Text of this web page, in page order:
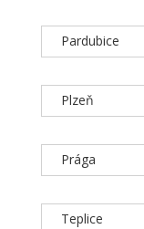
Pardubice
Plzeň
Prága
Teplice